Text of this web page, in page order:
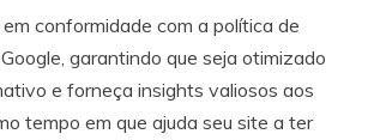
conformidade com a política de
garantindo que seja otimizado
e forneça insights valiosos aos
tempo em que ajuda seu site a ter